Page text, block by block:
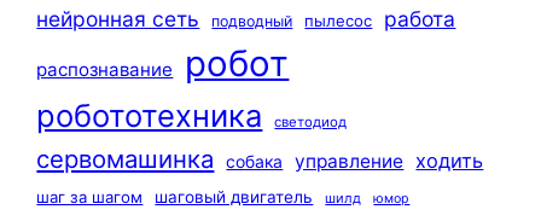
нейронная сеть подводный пылесос работа
распознавание робот
робототехника светодиод
сервомашинка собака управление ходить
шаг за шагом шаговый двигатель шилд юмор